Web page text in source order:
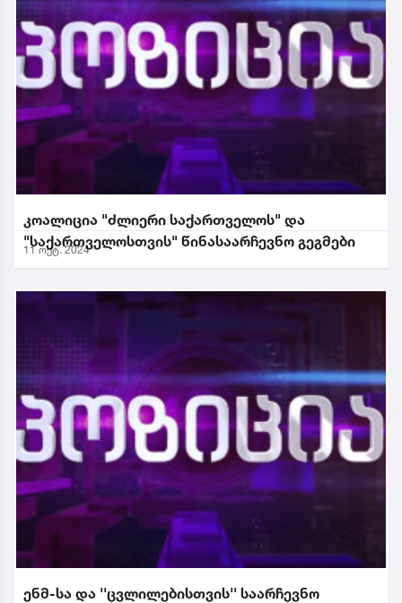
კოალიცია "ძლიერი საქართველოს" და
"საქართველოსთვის" წინასაარჩევნო გეგმები
11 ოქტ. 2024
ენმ-სა და ''ცვლილებისთვის'' საარჩევნო